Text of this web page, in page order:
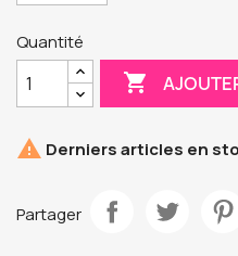
Quantité

 Derniers articles en
Partager